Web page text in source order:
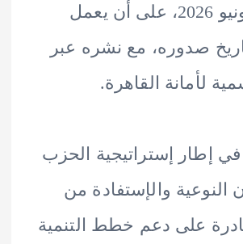
من يوم 28 يونيو 2026، على أن يعمل
مع نشره عبر
القاهرة.
إستراتيجية الحزب
والإستفادة من
دعم خطط التنمية